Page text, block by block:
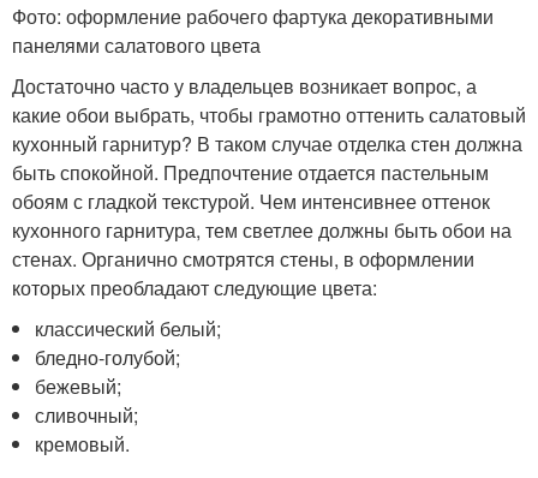
Фото: оформление рабочего фартука декоративными
панелями салатового цвета
Достаточно часто у владельцев возникает вопрос, а
какие обои выбрать, чтобы грамотно оттенить салатовый
кухонный гарнитур? В таком случае отделка стен должна
быть спокойной. Предпочтение отдается пастельным
обоям с гладкой текстурой. Чем интенсивнее оттенок
кухонного гарнитура, тем светлее должны быть обои на
стенах. Органично смотрятся стены, в оформлении
которых преобладают следующие цвета:
классический белый;
бледно-голубой;
бежевый;
сливочный;
кремовый.